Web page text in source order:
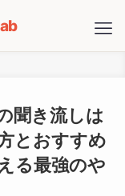
聞き流しは
とおすすめ
る最強のや